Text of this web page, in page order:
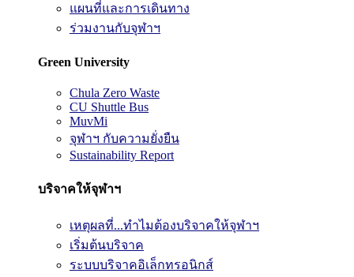
แผนที่และการเดินทาง
ร่วมงานกับจุฬาฯ
Green University
Chula Zero Waste
CU Shuttle Bus
MuvMi
จุฬาฯ กับความยั่งยืน
Sustainability Report
บริจาคให้จุฬาฯ
เหตุผลที่...ทำไมต้องบริจาคให้จุฬาฯ
เริ่มต้นบริจาค
ระบบบริจาคอิเล็กทรอนิกส์